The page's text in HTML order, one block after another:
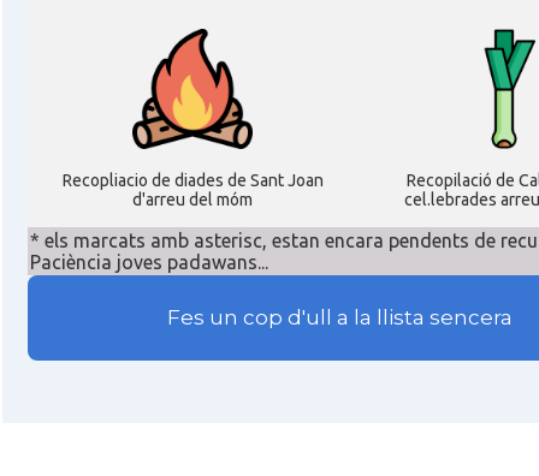
Recopliacio de diades de Sant Joan
d'arreu del móm
Recopilació de
cel.lebrades
* els marcats amb asterisc, estan encara pendents de
Paciència joves padawans...
Fes un cop d'ull a la llista sencera